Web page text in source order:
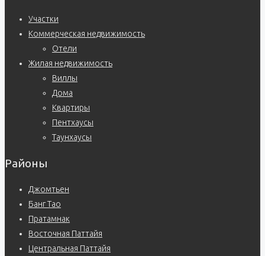
Участки
Коммерческая недвижимость
Отели
Жилая недвижимость
Виллы
Дома
Квартиры
Пентхаусы
Таунхаусы
Районы
Джомтьен
Банг Тао
Пратамнак
Восточная Паттайя
Центральная Паттайя